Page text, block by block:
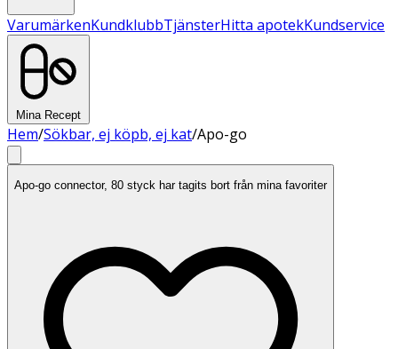
VarumärkenKundklubbTjänsterHitta apotekKundservice
Mina Recept
Hem/Sökbar, ej köpb, ej kat/Apo-go
Apo-go connector, 80 styck har tagits bort från mina favoriter